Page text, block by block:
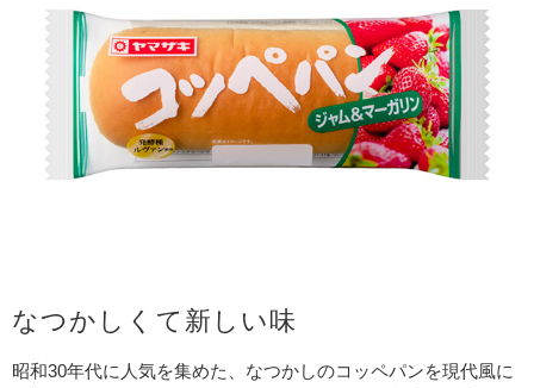
なつかしくて新しい味
昭和30年代に人気を集めた、なつかしのコッペパンを現代風に